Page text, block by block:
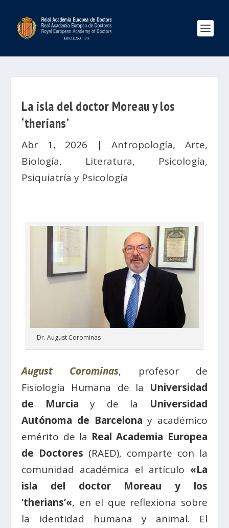
La isla del doctor Moreau y los
‘therians’
Abr 1, 2026 |Antropología, Arte,
Biología, Literatura, Psicología,
Psiquiatría y Psicología
Dr. August Corominas
August Corominas, profesor de
Fisiología Humana de la Universidad
de Murcia y de la Universidad
Autónoma de Barcelona y académico
emérito de la Real Academia Europea
de Doctores (RAED), comparte con la
comunidad académica el artículo «La
isla del doctor Moreau y los
‘therians’«, en el que reflexiona sobre
la identidad humana y animal. El